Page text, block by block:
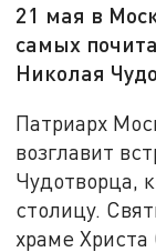
21 мая в
самых
Николая
Патриарх
возглавит
Чудотворца,
столицу.
храме